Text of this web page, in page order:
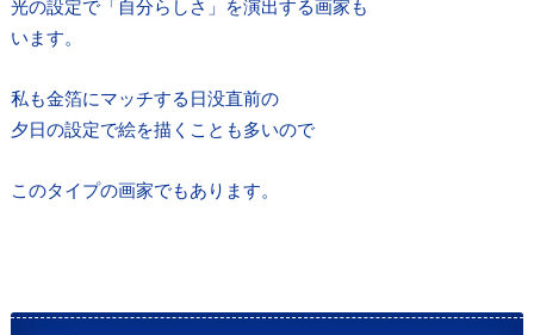
光の設定で「自分らしさ」を演出する画家も
います。
私も金箔にマッチする日没直前の
夕日の設定で絵を描くことも多いので
このタイプの画家でもあります。